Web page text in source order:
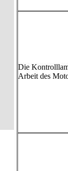
Die
Arbeit des